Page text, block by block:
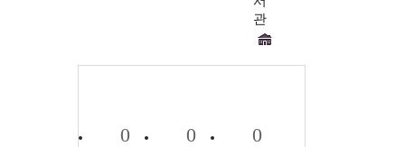
관
0 0 0